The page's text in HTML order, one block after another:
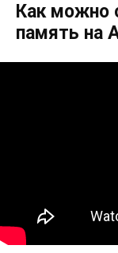
Как можно
память на